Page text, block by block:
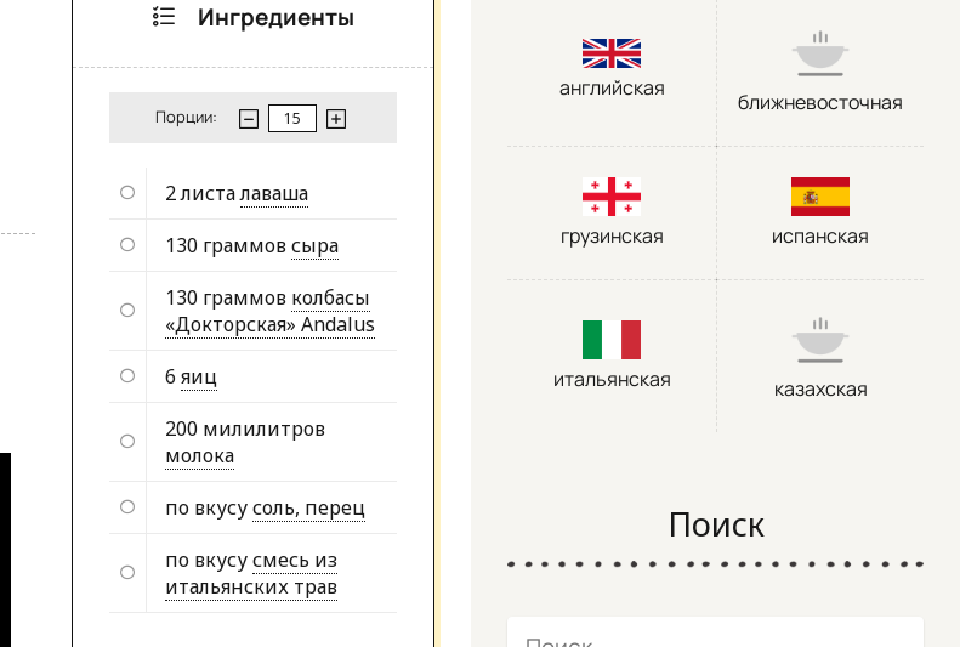
Ингредиенты
Порции:
2 листалаваша
130 граммовсыра
130 граммов колбасы
«Докторская» Andalus
6 яиц
200 милилитров
молока
по вкусусоль, перец
по вкусусмесь из
итальянских трав
английская
ближневосточная
грузинская испанская
итальянская казахская
Поиск